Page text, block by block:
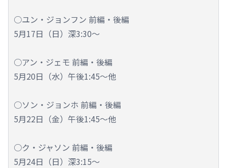
○ユン・ジョンフン 前編・後編
5月17日（日）深3:30～
○アン・ジェモ 前編・後編
5月20日（水）午後1:45～他
○ソン・ジョンホ 前編・後編
5月22日（金）午後1:45～他
○ク・ジャソン 前編・後編
5月24日（日）深3:15～